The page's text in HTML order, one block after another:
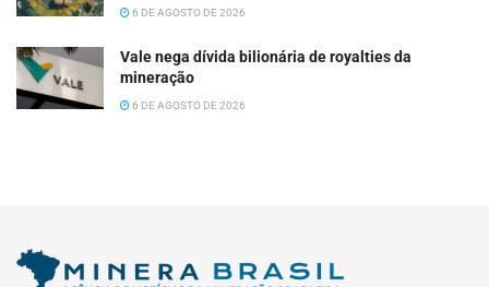
6 DE AGOSTO DE 2026
Vale nega dívida bilionária de royalties da
mineração
6 DE AGOSTO DE 2026